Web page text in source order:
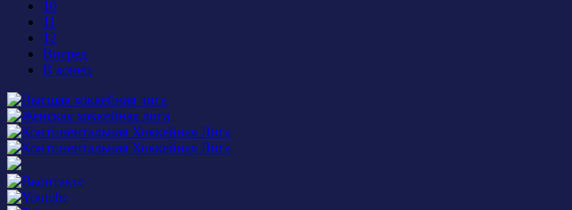
10
11
12
Вперед
В конец